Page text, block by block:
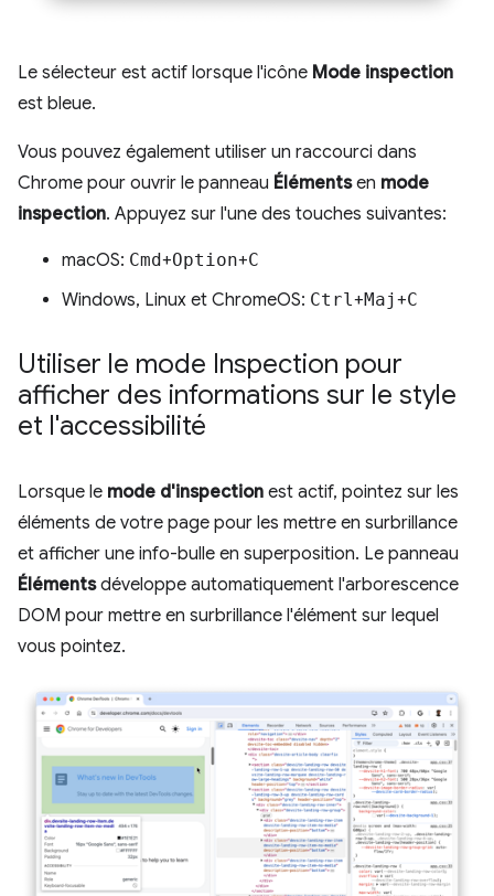
Le sélecteur est actif lorsque l'icône Mode inspection
est bleue.
Vous pouvez également utiliser un raccourci dans
Chrome pour ouvrir le panneau Élémentsen mode
inspection. Appuyez sur l'une des touches suivantes:
macOS: Cmd+Option+C
Windows, Linux et ChromeOS: Ctrl+Maj+C
Utiliser le mode Inspection pour
afficher des informations sur le style
et l'accessibilité
Lorsque le mode d'inspection est actif, pointez sur les
éléments de votre page pour les mettre en surbrillance
et afficher une info-bulle en superposition. Le panneau
Élémentsdéveloppe automatiquement l'arborescence
DOM pour mettre en surbrillance l'élément sur lequel
vous pointez.